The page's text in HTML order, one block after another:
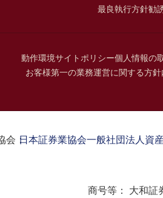
最良執行方針勧
動作環境サイトポリシー個人情報の
お客様第一の業務運営に関する方針
会：日本証券業協会一般社団法人資
商号等： 大和証